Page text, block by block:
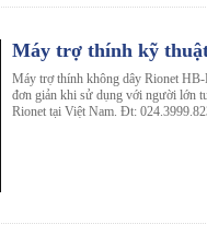
Máy trợ thính kỹ
Máy trợ thính không dây Rionet
đơn giản khi sử dụng với người lớn
Rionet tại Việt Nam. Đt: